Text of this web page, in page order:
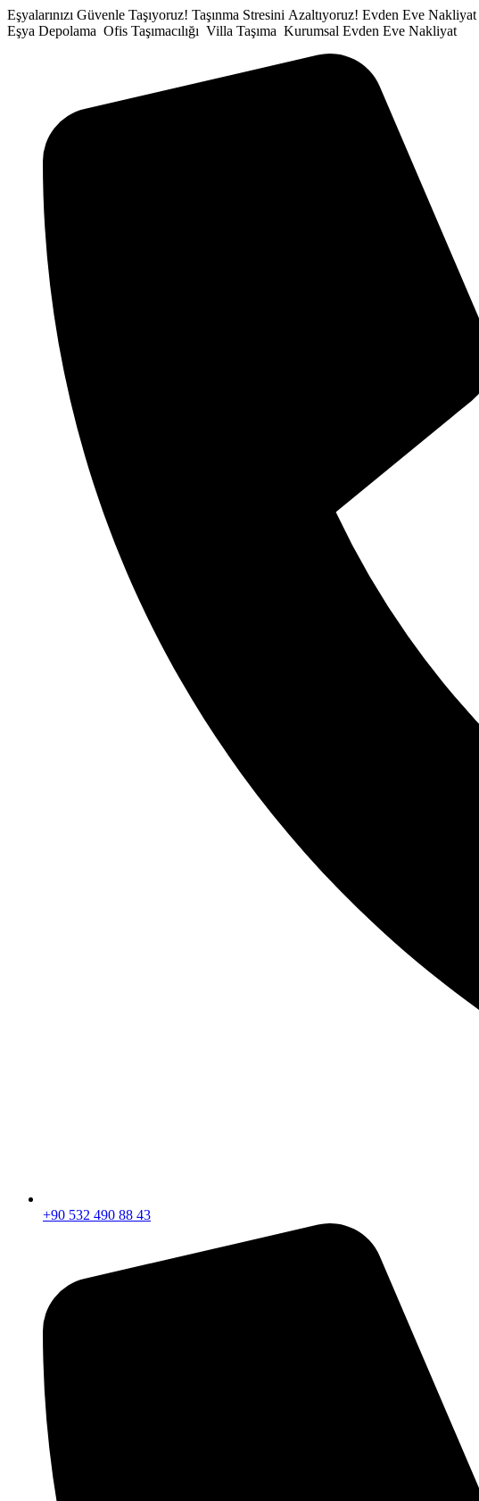
İçeriğe
atla
Eşyalarınızı Güvenle Taşıyoruz! Taşınma Stresini Azaltıyoruz! Evden Eve Nakliyat
Eşya Depolama Ofis Taşımacılığı Villa Taşıma Kurumsal Evden Eve Nakliyat
+90 532 490 88 43